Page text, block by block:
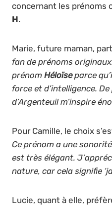
concernant les prénoms
H.
Marie, future maman,
fan de prénoms
prénom Héloïseparce
force et d’intelligence.
d’Argenteuil m’inspire
Pour Camille, le choix
Ce prénom a une
est très élégant.
nature, car cela signifie
Lucie, quant à elle,